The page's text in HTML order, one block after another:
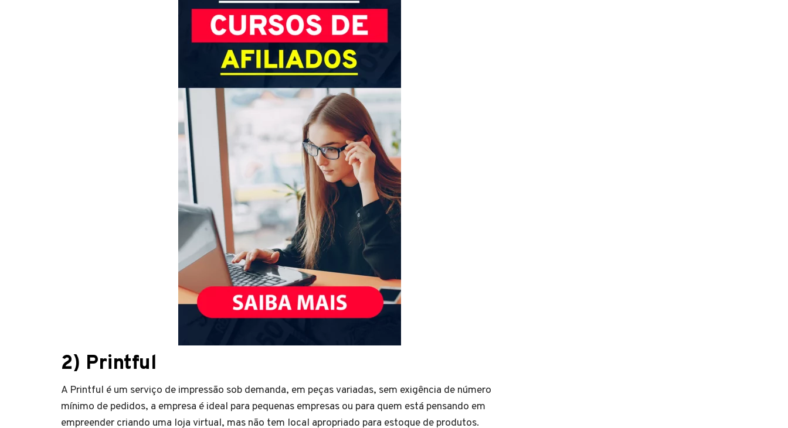
2) Printful
A Printful é um serviço de impressão sob demanda, em peças variadas, sem exigência de número
mínimo de pedidos, a empresa é ideal para pequenas empresas ou para quem está pensando em
empreender criando uma loja virtual, mas não tem local apropriado para estoque de produtos.